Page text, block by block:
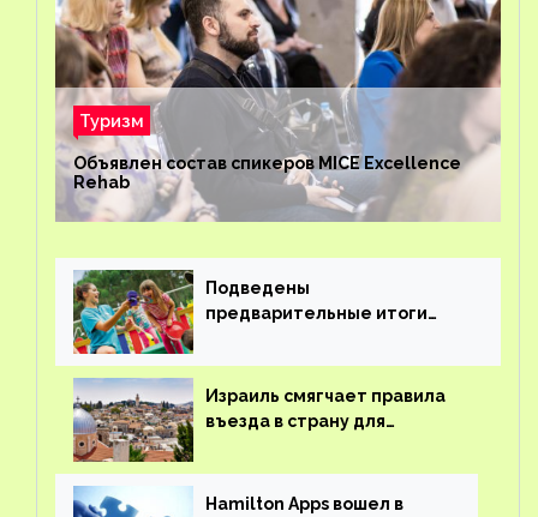
Туризм
Объявлен состав спикеров MICE Excellence
Rehab
Подведены
предварительные итоги
Израиль смягчает правила
въезда в страну для
Hamilton Apps вошел в